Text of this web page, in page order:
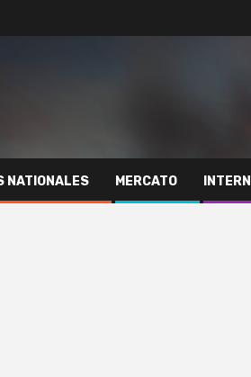
NATIONALES MERCATO